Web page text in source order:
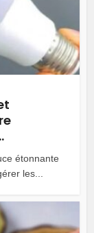
étonnante
les...